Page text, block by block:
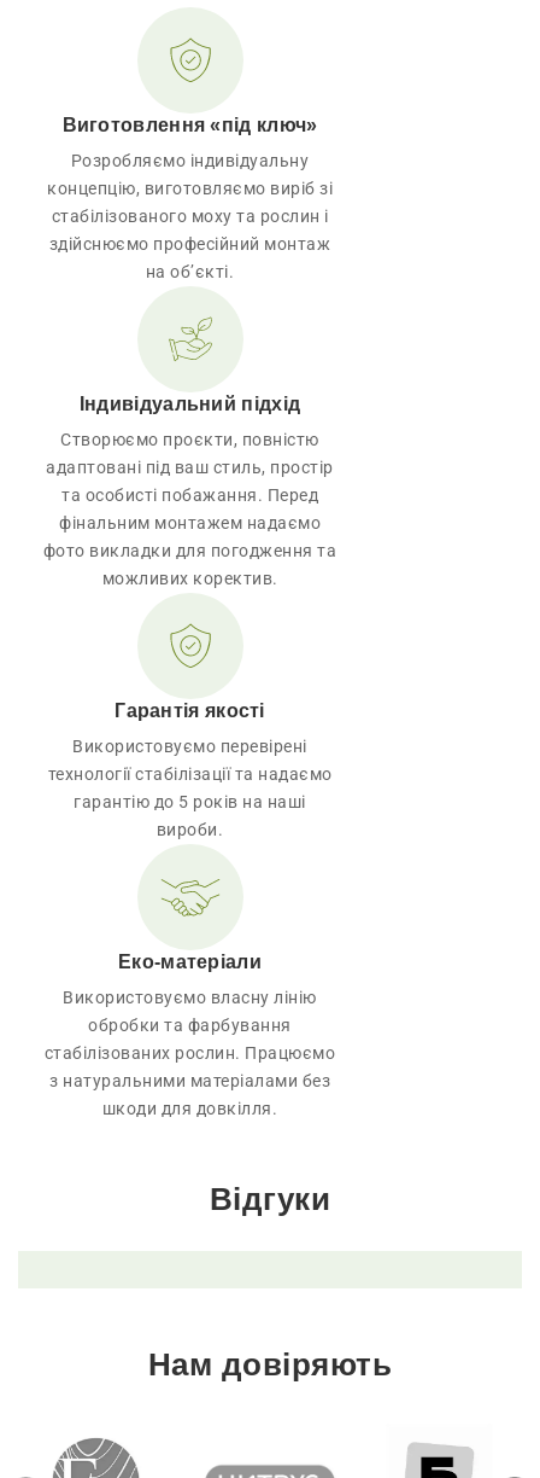
Виготовлення «під ключ»
Розробляємо індивідуальну
концепцію, виготовляємо виріб зі
стабілізованого моху та рослин і
здійснюємо професійний монтаж
на об’єкті.
Індивідуальний підхід
Створюємо проєкти, повністю
адаптовані під ваш стиль, простір
та особисті побажання. Перед
фінальним монтажем надаємо
фото викладки для погодження та
можливих коректив.
Гарантія якості
Використовуємо перевірені
технології стабілізації та надаємо
гарантію до 5 років на наші
вироби.
Еко-матеріали
Використовуємо власну лінію
обробки та фарбування
стабілізованих рослин. Працюємо
з натуральними матеріалами без
шкоди для довкілля.
Відгуки
Нам довіряють